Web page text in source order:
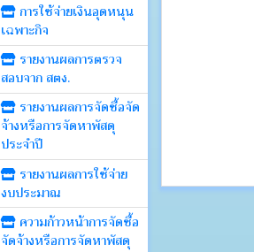
การใช้จ่ายเงินอุดหนุน
เฉพาะกิจ
รายงานผลการตรวจ
สอบจาก สตง.
รายงานผลการจัดซื้อจัด
จ้างหรือการจัดหาพัสดุ
ประจำปี
รายงานผลการใช้จ่าย
งบประมาณ
ความก้าวหน้าการจัดซื้อ
จัดจ้างหรือการจัดหาพัสดุ